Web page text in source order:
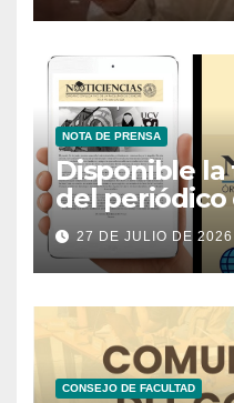
NOTA DE PRENSA
Disponible la
del
Noticiencias
27 DE JULIO DE 2026
CONSEJO DE FACULTAD